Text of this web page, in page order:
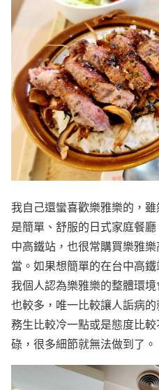
我自己還蠻喜歡樂雅樂的，
是簡單、舒服的日式家庭餐
中高鐵站，也很常購買樂雅
當。如果想簡單的在台中高
我個人認為樂雅樂的整體環
也較多，唯一比較讓人詬病
務生比較冷一點或是態度比
碌，很多細節就無法做到了。